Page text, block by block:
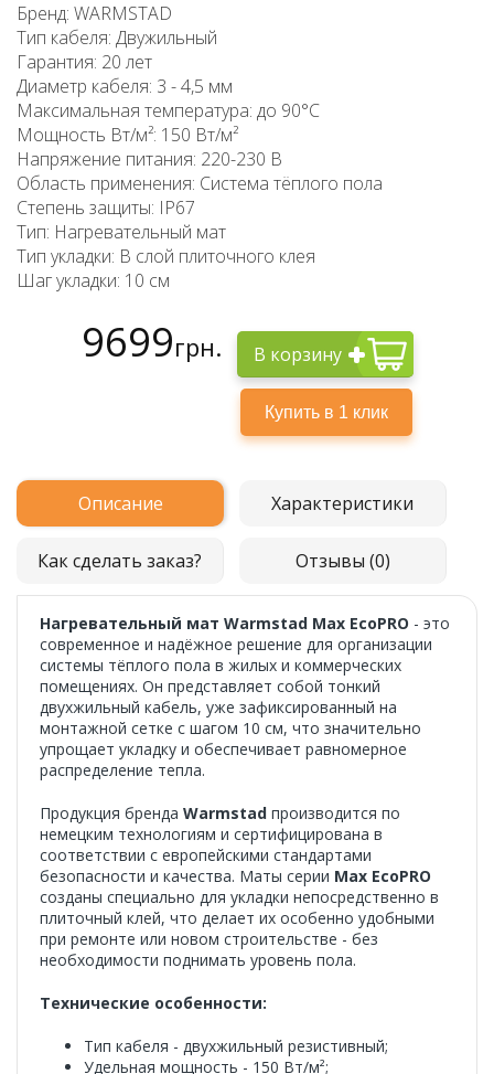
Бренд: WARMSTAD
Тип кабеля: Двужильный
Гарантия: 20 лет
Диаметр кабеля: 3 - 4,5 мм
Максимальная температура: до 90°C
Мощность Вт/м²: 150 Вт/м²
Напряжение питания: 220-230 В
Область применения: Система тёплого пола
Степень защиты: IP67
Тип: Нагревательный мат
Тип укладки: В слой плиточного клея
Шаг укладки: 10 см
9699грн. В корзину
Описание Характеристики
Как сделать заказ? Отзывы (0)
Нагревательный мат Warmstad Max EcoPRO - это
современное и надёжное решение для организации
системы тёплого пола в жилых и коммерческих
помещениях. Он представляет собой тонкий
двухжильный кабель, уже зафиксированный на
монтажной сетке с шагом 10 см, что значительно
упрощает укладку и обеспечивает равномерное
распределение тепла.
Продукция бренда Warmstad производится по
немецким технологиям и сертифицирована в
соответствии с европейскими стандартами
безопасности и качества. Маты серии Max EcoPRO
созданы специально для укладки непосредственно в
плиточный клей, что делает их особенно удобными
при ремонте или новом строительстве - без
необходимости поднимать уровень пола.
Технические особенности:
Тип кабеля - двухжильный резистивный;
Удельная мощность - 150 Вт/м²;